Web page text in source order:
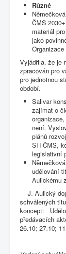
Různé
ČMS
materiál
jako
Vyjádřila, že je
zpracován pro
pro jednotnou
období.
Salivar
zajímat o
není.
plánů
SH ČMS,
legislativní
udělování
Aulickému
- J. Aulický
schválených
koncept:
předávacích
26.10; 27.10;